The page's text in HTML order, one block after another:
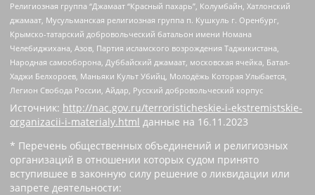
Религиозная группа “Джамаат “Красный пахарь”, Колумбайн, Хатлонский
джамаат, Мусульманская религиозная группа п. Кушкуль г. Оренбург,
Крымско-татарский добровольческий батальон имени Номана
Челебиджихана, Азов, Партия исламского возрождения Таджикистана,
Народная самооборона, Дуббайский джамаат, московская ячейка, Батал-
Хаджи Белхороев, Маньяки Культ Убийц, Молодёжь Которая Улыбается,
Легион Свобода России, Айдар, Русский добровольческий корпус
Источник: http://nac.gov.ru/terroristicheskie-i-ekstremistskie-
organizacii-i-materialy.html данные на 16.11.2023
* Перечень общественных объединений и религиозных
организаций в отношении которых судом принято
вступившее в законную силу решение о ликвидации или
запрете деятельности: